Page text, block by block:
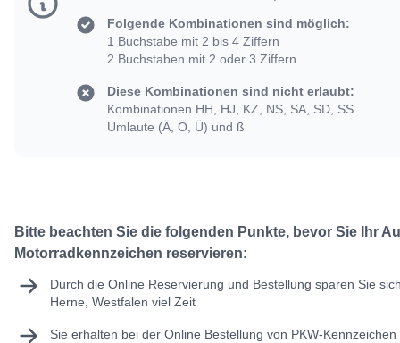
Folgende Kombinationen sind möglich:
1 Buchstabe mit 2 bis 4 Ziffern
2 Buchstaben mit 2 oder 3 Ziffern
Diese Kombinationen sind nicht erlaubt:
Kombinationen HH, HJ, KZ, NS, SA, SD, SS
Umlaute (Ä, Ö, Ü) und ß
Bitte beachten Sie die folgenden Punkte, bevor Sie Ihr
Motorradkennzeichen reservieren:
Durch die Online Reservierung und Bestellung sparen Sie
Herne, Westfalen viel Zeit
Sie erhalten bei der Online Bestellung von PKW-